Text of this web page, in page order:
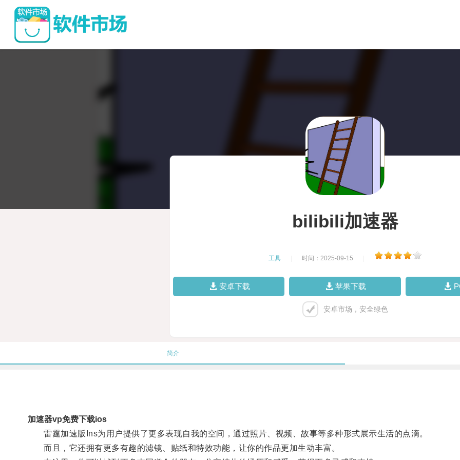
bilibili加速器
工具 时间：2025-09-15
安卓下载 苹果下载
安卓市场，安全绿色
简介
加速器vp免费下载ios
雷霆加速版Ins为用户提供了更多表现自我的空间，通过照片、视频、故事等多种形式展示生活的点滴。
而且，它还拥有更多有趣的滤镜、贴纸和特效功能，让你的作品更加生动丰富。